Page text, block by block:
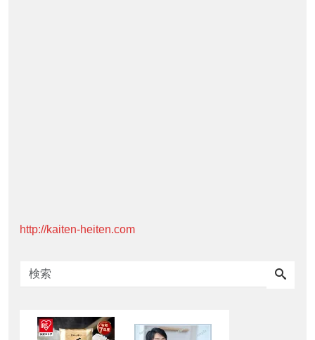
http://kaiten-heiten.com